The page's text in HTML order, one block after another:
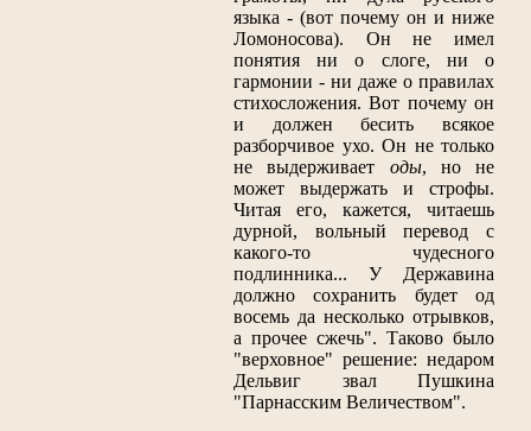
языка - (вот почему он и ниже
Ломоносова). Он не имел
понятия ни о слоге, ни о
гармонии - ни даже о правилах
стихосложения. Вот почему он
и должен бесить всякое
разборчивое ухо. Он не только
не выдерживает оды, но не
может выдержать и строфы.
Читая его, кажется, читаешь
дурной, вольный перевод с
какого-то чудесного
подлинника... У Державина
должно сохранить будет од
восемь да несколько отрывков,
а прочее сжечь". Таково было
"верховное" решение: недаром
Дельвиг звал Пушкина
"Парнасским Величеством".